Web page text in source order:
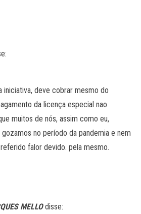
iniciativa, deve cobrar mesmo do
da licença especial nao
muitos de nós, assim como eu,
no período da pandemia e nem
falor devido. pela mesmo.
MELLO disse: